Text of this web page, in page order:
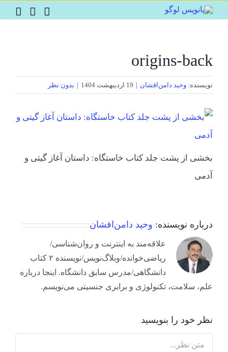
to
origins-back
نویسنده: وحید دامن‌افشان | 19 اردیبهشت 1404 | بدون نظر
بخشی از پشت جلد کتاب خاستگاه: داستان آغاز گیتی و
آدمی
درباره نویسنده: وحید دامن‌افشان
علاقه‌مند به اینترنت و روان‌شناسی/
ریاضی‌خوانده/وبلاگ‌نویس/نویسنده ۲ کتاب
دانشگاهی/مدرس سابق دانشگاه. اینجا درباره
علم، سلامت، تکنولوژی و برابری جنسیتی می‌نویسم.
نظر خود را بنویسید
Comment